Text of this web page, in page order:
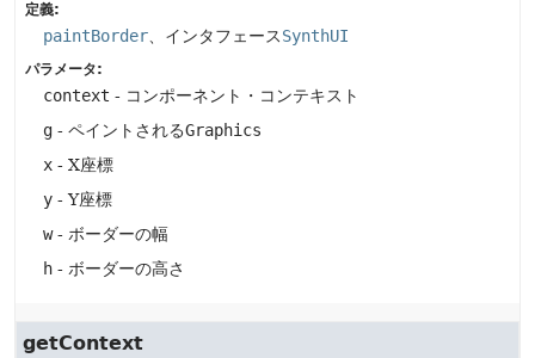
定義:
paintBorder 、インタフェースSynthUI
パラメータ:
context - コンポーネント・コンテキスト
g - ペイントされるGraphics
x - X座標
y - Y座標
w- ボーダーの幅
h - ボーダーの高さ
getContext